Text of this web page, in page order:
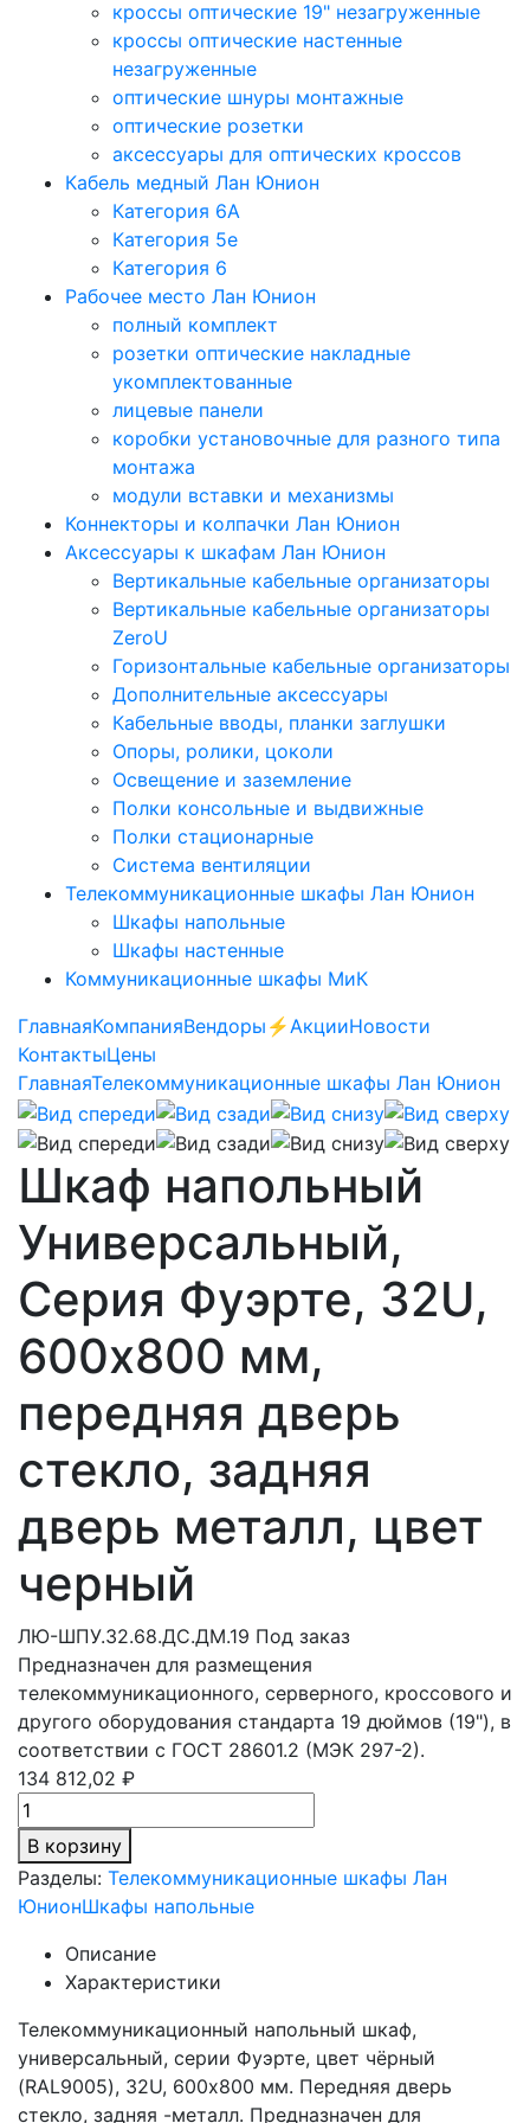
кроссы оптические 19" незагруженные
кроссы оптические настенные
незагруженные
оптические шнуры монтажные
оптические розетки
аксессуары для оптических кроссов
Кабель медный Лан Юнион
Категория 6A
Категория 5e
Категория 6
Рабочее место Лан Юнион
полный комплект
розетки оптические накладные
укомплектованные
лицевые панели
коробки установочные для разного типа
монтажа
модули вставки и механизмы
Коннекторы и колпачки Лан Юнион
Аксессуары к шкафам Лан Юнион
Вертикальные кабельные организаторы
Вертикальные кабельные организаторы
ZeroU
Горизонтальные кабельные организаторы
Дополнительные аксессуары
Кабельные вводы, планки заглушки
Опоры, ролики, цоколи
Освещение и заземление
Полки консольные и выдвижные
Полки стационарные
Система вентиляции
Телекоммуникационные шкафы Лан Юнион
Шкафы напольные
Шкафы настенные
Коммуникационные шкафы МиК
ГлавнаяКомпанияВендоры ⚡️АкцииНовости
КонтактыЦены
ГлавнаяТелекоммуникационные шкафы Лан Юнион
Шкаф напольный
Универсальный,
Серия Фуэрте, 32U,
600х800 мм,
передняя дверь
стекло, задняя
дверь металл, цвет
черный
ЛЮ-ШПУ.32.68.ДС.ДМ.19 Под заказ
Предназначен для размещения
телекоммуникационного, серверного, кроссового и
другого оборудования стандарта 19 дюймов (19"), в
соответствии с ГОСТ 28601.2 (МЭК 297-2).
134 812,02 ₽
В корзину
Разделы: Телекоммуникационные шкафы Лан
ЮнионШкафы напольные
Описание
Характеристики
Телекоммуникационный напольный шкаф,
универсальный, серии Фуэрте, цвет чёрный
(RAL9005), 32U, 600х800 мм. Передняя дверь
стекло, задняя -металл. Предназначен для